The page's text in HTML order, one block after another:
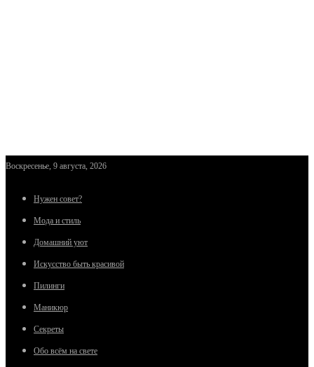
Воскресенье, 9 августа, 2026
Нужен совет?
Мода и стиль
Домашний уют
Искусство быть красивой
Пилинги
Маникюр
Секреты
Обо всём на свете